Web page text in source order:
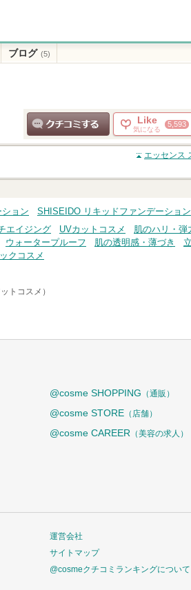
ブログ (5)
クチコミする
Like
気になる
5,593
エッセンス
ョン
SHISEIDO リキッドファンデーション
エイジング UVカットコスメ 肌のハリ・弾
ウォータープルーフ 肌の透明感・薄づき
クコスメ
トコスメ）
@cosme SHOPPING （通販）
@cosme STORE （店舗）
@cosme CAREER （美容の求人）
運営会社
サイトマップ
@cosmeクチコミランキングについて